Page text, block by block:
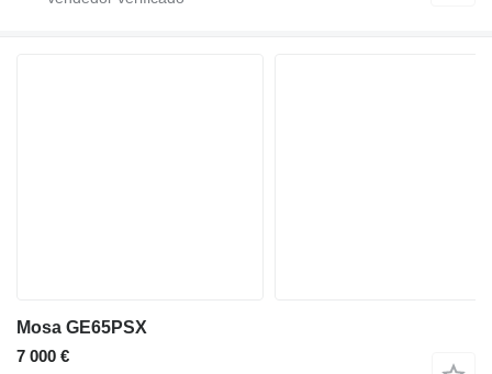
Mosa GE65PSX
7 000 €